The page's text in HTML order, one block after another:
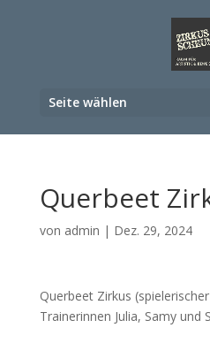
Seite wählen
Querbeet
von admin | Dez. 29, 2024
Querbeet Zirkus
Trainerinnen Julia, Samy und